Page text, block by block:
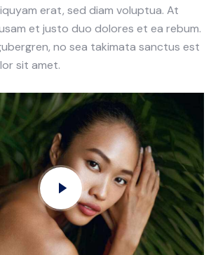
erat, sed diam voluptua. At
et justo duo dolores et ea rebum.
no sea takimata sanctus est
sit amet.